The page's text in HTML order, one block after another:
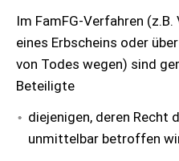
Im FamFG-Verfahren
eines Erbscheins oder
von Todes wegen) sind
Beteiligte
diejenigen, deren Recht
unmittelbar betroffen